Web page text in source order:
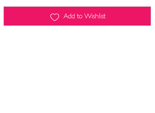
Add to Wishlist